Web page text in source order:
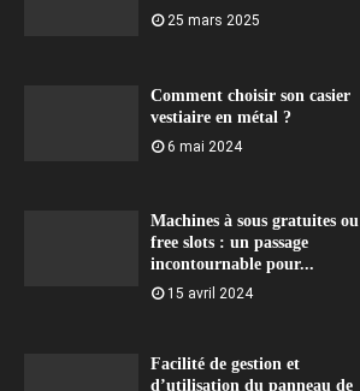
25 mars 2025
Comment choisir son casier
vestiaire en métal ?
6 mai 2024
Machines à sous gratuites ou
free slots : un passage
incontournable pour...
15 avril 2024
Facilité de gestion et
d’utilisation du panneau de